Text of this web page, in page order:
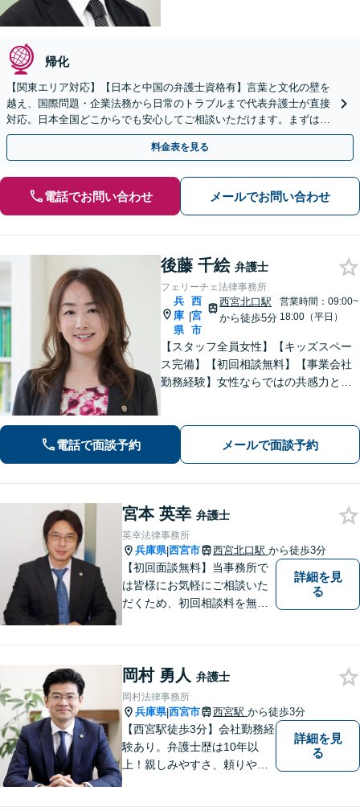
帰化
【関東エリア対応】【日本と中国の弁護士資格有】言葉と文化の壁を
越え、国際問題・企業法務から日常のトラブルまで代表弁護士が直接
対応。日本全国どこからでも安心してご相談いただけます。まずは一
歩を踏み出してみませんか。【初回相談無料】
料金表を見る
電話でお問い合わせ メールでお問い合わせ
後藤 千絵 弁護士
フェリーチェ法律事務所
兵
庫
県
|
西
宮
市
西宮北口駅
から徒歩5分
営業時間：09:00~
18:00（平日）
【スタッフ全員女性】【キッズスペー
ス完備】【初回相談無料】【事業会社
勤務経験】女性ならではの共感力とコ
利を守ります。特に離婚や相続など家
族の事案が得意です。
電話で面談予約 メールで面談予約
宮本 英幸 弁護士
英幸法律事務所
兵庫県|西宮市 西宮北口駅 から徒歩3分
【初回面談無料】当事務所で
は皆様にお気軽にご相談いた
だくため、初回相談料を無料
女問題／建築問題など、貴方
にとって最善の解決に向けて
尽力します。【当日／夜間対
応可】
詳細を見
る
岡村 勇人 弁護士
岡村法律事務所
兵庫県|西宮市 西宮駅 から徒歩3分
【西宮駅徒歩3分】会社勤務経
験あり。弁護士歴は10年以
上！親しみやすさ、頼りやす
詳細を見
る